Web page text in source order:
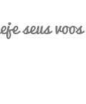
seus